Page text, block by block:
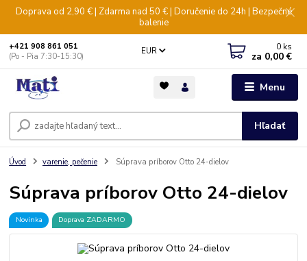
Doprava od 2,90 € | Zdarma nad 50 € | Doručenie do 24h | Bezpečné
balenie
Menu
EUR
Hľadať
+421 908 861 051
(Po - Pia 7:30-15:30)
0 ks
za 0,00 €
Úvod varenie, pečenie Súprava príborov Otto 24-dielov
Súprava príborov Otto 24-dielov
Novinka Doprava ZADARMO